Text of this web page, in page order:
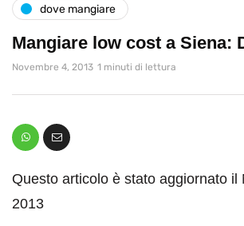
dove mangiare
Mangiare low cost a Siena:
Novembre 4, 2013 1 minuti di lettura
Questo articolo è stato aggiornato il
2013